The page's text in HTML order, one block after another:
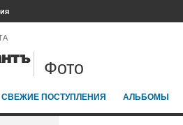
Фото
СВЕЖИЕ ПОСТУПЛЕНИЯ АЛЬБОМЫ